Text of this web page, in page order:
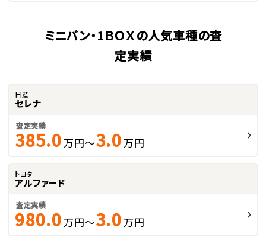
ミニバン・1ＢＯＸの人気車種の査
定実績
日産
セレナ
査定実績
385.0 万円～3.0 万円
トヨタ
アルファード
査定実績
980.0 万円～3.0 万円